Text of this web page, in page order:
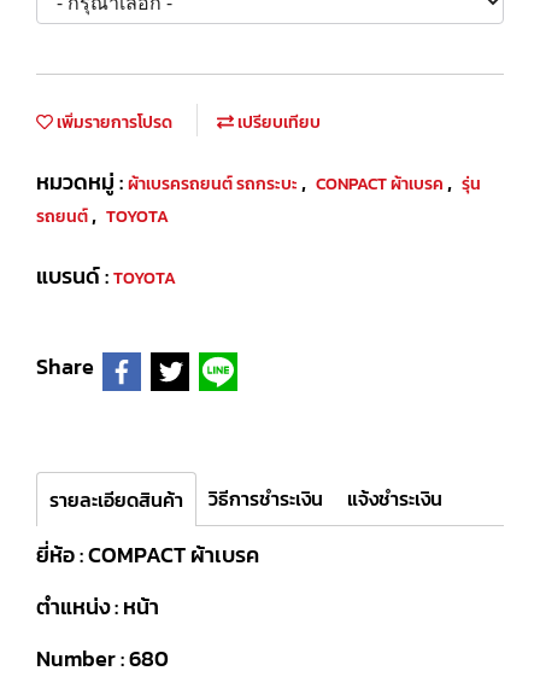
เพิ่มรายการโปรด เปรียบเทียบ
หมวดหมู่ :ผ้าเบรครถยนต์ รถกระบะ, CONPACT ผ้าเบรค, รุ่น
รถยนต์, TOYOTA
แบรนด์ :TOYOTA
Share
รายละเอียดสินค้า วิธีการชำระเงิน แจ้งชำระเงิน
ยี่ห้อ : COMPACT ผ้าเบรค
ตำแหน่ง : หน้า
Number : 680